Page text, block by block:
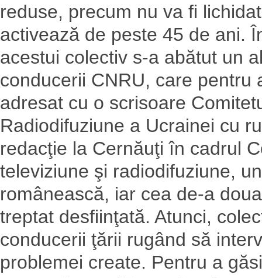
reduse, precum nu va fi
activează de peste 45 de ani.
acestui colectiv s-a abătut un
conducerii CNRU, care pentru
adresat cu o scrisoare
Radiodifuziune a Ucrainei cu
redacţie la Cernăuţi în cadrul
televiziune şi radiodifuziune,
românească, iar cea de-a
treptat desfiinţată. Atunci,
conducerii ţării rugând să
problemei create. Pentru a